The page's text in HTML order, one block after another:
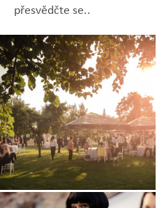
přesvědčte se..
Zobrazit